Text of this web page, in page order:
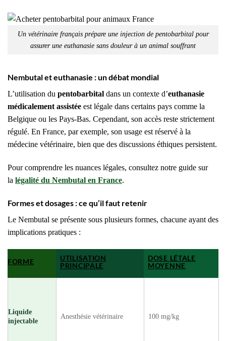
Un vétérinaire français prépare une injection de pentobarbital pour
assurer une euthanasie sans douleur à un animal souffrant
Nembutal et euthanasie : un débat mondial
L’utilisation du pentobarbital dans un contexte d’euthanasie
médicalement assistée est légale dans certains pays comme la
Belgique ou les Pays-Bas. Cependant, son accès reste strictement
régulé. En France, par exemple, son usage est réservé à la
médecine vétérinaire, bien que des discussions éthiques persistent.
Pour comprendre les nuances légales, consultez notre guide sur
la légalité du Nembutal en France.
Formes et dosages : ce qu’il faut retenir
Le Nembutal se présente sous plusieurs formes, chacune ayant des
implications pratiques :
FORME
UTILISATION
PRINCIPALE
DOSE LÉTALE
MOYENNE
Liquide
injectable
Anesthésie vétérinaire 100 mg/kg